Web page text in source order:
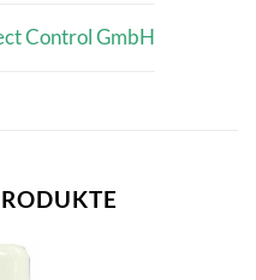
Control GmbH